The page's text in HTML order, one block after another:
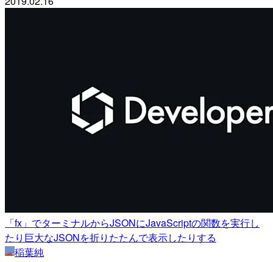
「fx」でターミナルからJSONにJavaScriptの関数を実行し
たり巨大なJSONを折りたたんで表示したりする
稲葉純